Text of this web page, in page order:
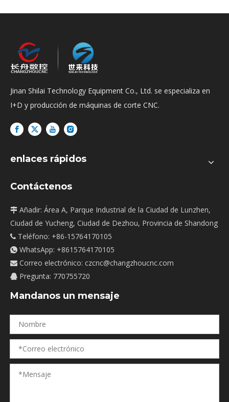
Jinan Shilai Technology Equipment Co., Ltd. se especializa en
I+D y producción de máquinas de corte CNC.
enlaces rápidos
Contáctenos
 Añadir: Área A, Parque Industrial de la Ciudad de Lunzhen,
Ciudad de Yucheng, Ciudad de Dezhou, Provincia de Shandong
 Teléfono: +86-15764170105
 WhatsApp: +8615764170105
 Correo electrónico: czcnc@changzhoucnc.com
 Pregunta: 770755720
Mandanos un mensaje